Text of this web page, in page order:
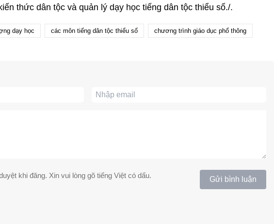
thức dân tộc và quản lý dạy học tiếng dân tộc thiểu số./.
dạy học các môn tiếng dân tộc thiểu số chương trình giáo dục phổ thông
khi đăng. Xin vui lòng gõ tiếng Việt có dấu. Gửi bình luận